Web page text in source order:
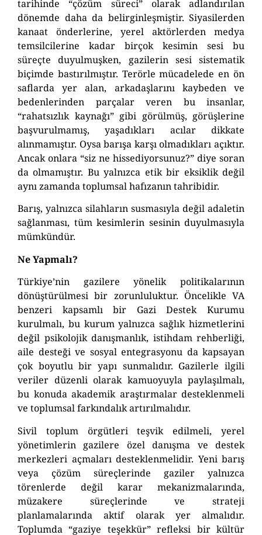
tarihinde “çözüm süreci” olarak adlandırılan
dönemde daha da belirginleşmiştir. Siyasilerden
kanaat önderlerine, yerel aktörlerden medya
temsilcilerine kadar birçok kesimin sesi bu
süreçte duyulmuşken, gazilerin sesi sistematik
biçimde bastırılmıştır. Terörle mücadelede en ön
saflarda yer alan, arkadaşlarını kaybeden ve
bedenlerinden parçalar veren bu insanlar,
“rahatsızlık kaynağı” gibi görülmüş, görüşlerine
başvurulmamış, yaşadıkları acılar dikkate
alınmamıştır. Oysa barışa karşı olmadıkları açıktır.
Ancak onlara “siz ne hissediyorsunuz?” diye soran
da olmamıştır. Bu yalnızca etik bir eksiklik değil
aynı zamanda toplumsal hafızanın tahribidir.
Barış, yalnızca silahların susmasıyla değil adaletin
sağlanması, tüm kesimlerin sesinin duyulmasıyla
mümkündür.
Ne Yapmalı?
Türkiye’nin gazilere yönelik politikalarının
dönüştürülmesi bir zorunluluktur. Öncelikle VA
benzeri kapsamlı bir Gazi Destek Kurumu
kurulmalı, bu kurum yalnızca sağlık hizmetlerini
değil psikolojik danışmanlık, istihdam rehberliği,
aile desteği ve sosyal entegrasyonu da kapsayan
çok boyutlu bir yapı sunmalıdır. Gazilerle ilgili
veriler düzenli olarak kamuoyuyla paylaşılmalı,
bu konuda akademik araştırmalar desteklenmeli
ve toplumsal farkındalık artırılmalıdır.
Sivil toplum örgütleri teşvik edilmeli, yerel
yönetimlerin gazilere özel danışma ve destek
merkezleri açmaları desteklenmelidir. Yeni barış
veya çözüm süreçlerinde gaziler yalnızca
törenlerde değil karar mekanizmalarında,
müzakere süreçlerinde ve strateji
planlamalarında aktif olarak yer almalıdır.
Toplumda “gaziye teşekkür” refleksi bir kültür